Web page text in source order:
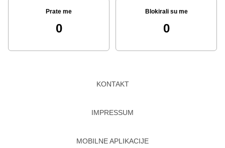
Prate me
0
Blokirali su me
0
KONTAKT
IMPRESSUM
MOBILNE APLIKACIJE